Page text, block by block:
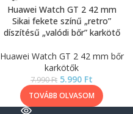
Huawei Watch GT 2 42 mm
Sikai fekete színű „retro”
díszítésű „valódi bőr” karkötő
Huawei Watch GT 2 42 mm bőr
karkötők
7.990Ft 5.990 Ft
TOVÁBB OLVASOM